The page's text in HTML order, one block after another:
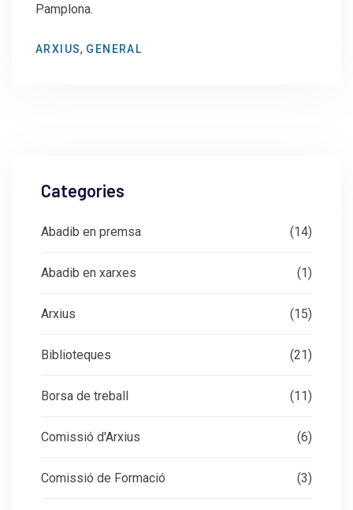
Pamplona.
ARXIUS, GENERAL
Categories
Abadib en premsa (14)
Abadib en xarxes (1)
Arxius (15)
Biblioteques (21)
Borsa de treball (11)
Comissió d'Arxius (6)
Comissió de Formació (3)